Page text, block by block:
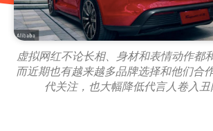
虚拟网红不论长相、身材和表情动作都
而近期也有越来越多品牌选择和他们合
代关注，也大幅降低代言人卷入丑